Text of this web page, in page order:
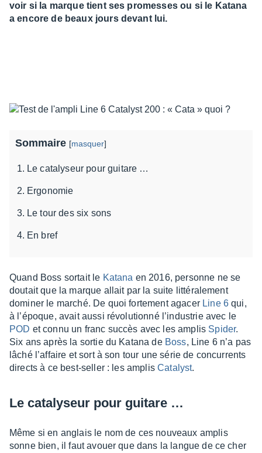
voir si la marque tient ses promesses ou si le Katana
a encore de beaux jours devant lui.
Sommaire [masquer]
Le catalyseur pour guitare …
Ergonomie
Le tour des six sons
En bref
Quand Boss sortait le Katana en 2016, personne ne se
doutait que la marque allait par la suite litté­ra­le­ment
domi­ner le marché. De quoi forte­ment agacer Line 6 qui,
à l’époque, avait aussi révo­lu­tionné l’in­dus­trie avec le
POD et connu un franc succès avec les amplis Spider.
Six ans après la sortie du Katana de Boss, Line 6 n’a pas
lâché l’af­faire et sort à son tour une série de concur­rents
directs à ce best-seller : les amplisCata­lyst.
Le cata­ly­seur pour guitare …
Même si en anglais le nom de ces nouveaux amplis
sonne bien, il faut avouer que dans la langue de ce cher